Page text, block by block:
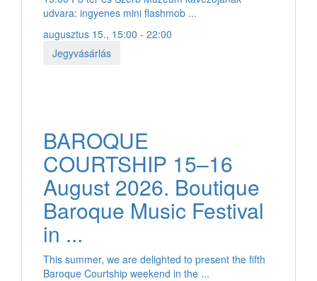
udvara: ingyenes mini flashmob ...
augusztus 15., 15:00 - 22:00
Jegyvásárlás
BAROQUE
COURTSHIP 15–16
August 2026. Boutique
Baroque Music Festival
in ...
This summer, we are delighted to present the fifth
Baroque Courtship weekend in the ...